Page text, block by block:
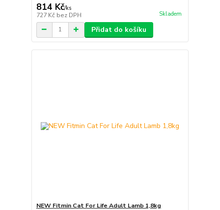
814 Kč/ks
727 Kč bez DPH Skladem
Přidat do košíku
NEW Fitmin Cat For Life Adult Lamb 1,8kg